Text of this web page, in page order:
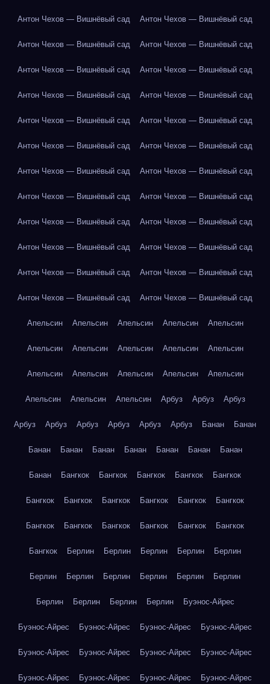
Антон Чехов — Вишнёвый сад Антон Чехов — Вишнёвый сад
Антон Чехов — Вишнёвый сад Антон Чехов — Вишнёвый сад
Антон Чехов — Вишнёвый сад Антон Чехов — Вишнёвый сад
Антон Чехов — Вишнёвый сад Антон Чехов — Вишнёвый сад
Антон Чехов — Вишнёвый сад Антон Чехов — Вишнёвый сад
Антон Чехов — Вишнёвый сад Антон Чехов — Вишнёвый сад
Антон Чехов — Вишнёвый сад Антон Чехов — Вишнёвый сад
Антон Чехов — Вишнёвый сад Антон Чехов — Вишнёвый сад
Антон Чехов — Вишнёвый сад Антон Чехов — Вишнёвый сад
Антон Чехов — Вишнёвый сад Антон Чехов — Вишнёвый сад
Антон Чехов — Вишнёвый сад Антон Чехов — Вишнёвый сад
Антон Чехов — Вишнёвый сад Антон Чехов — Вишнёвый сад
Апельсин Апельсин Апельсин Апельсин Апельсин
Апельсин Апельсин Апельсин Апельсин Апельсин
Апельсин Апельсин Апельсин Апельсин Апельсин
Апельсин Апельсин Апельсин Арбуз Арбуз Арбуз
Арбуз Арбуз Арбуз Арбуз Арбуз Арбуз Банан Банан
Банан Банан Банан Банан Банан Банан Банан
Банан Бангкок Бангкок Бангкок Бангкок Бангкок
Бангкок Бангкок Бангкок Бангкок Бангкок Бангкок
Бангкок Бангкок Бангкок Бангкок Бангкок Бангкок
Бангкок Берлин Берлин Берлин Берлин Берлин
Берлин Берлин Берлин Берлин Берлин Берлин
Берлин Берлин Берлин Берлин Буэнос-Айрес
Буэнос-Айрес Буэнос-Айрес Буэнос-Айрес Буэнос-Айрес
Буэнос-Айрес Буэнос-Айрес Буэнос-Айрес Буэнос-Айрес
Буэнос-Айрес Буэнос-Айрес Буэнос-Айрес Буэнос-Айрес